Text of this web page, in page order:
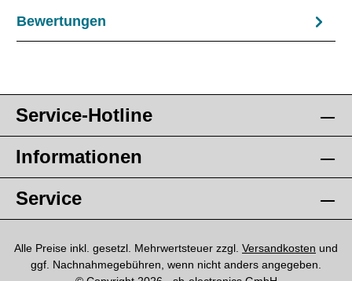
Bewertungen
Service-Hotline
Informationen
Service
Alle Preise inkl. gesetzl. Mehrwertsteuer zzgl. Versandkosten und
ggf. Nachnahmegebühren, wenn nicht anders angegeben.